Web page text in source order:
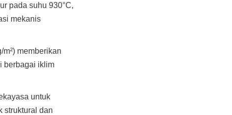
pada suhu 930°C,
mekanis
memberikan
berbagai iklim
untuk
struktural dan